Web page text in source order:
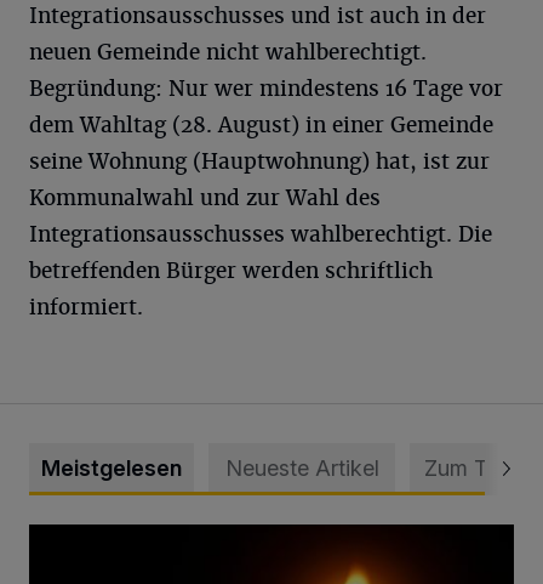
Integrationsausschusses und ist auch in der
neuen Gemeinde nicht wahlberechtigt.
Begründung: Nur wer mindestens 16 Tage vor
dem Wahltag (28. August) in einer Gemeinde
seine Wohnung (Hauptwohnung) hat, ist zur
Kommunalwahl und zur Wahl des
Integrationsausschusses wahlberechtigt. Die
betreffenden Bürger werden schriftlich
informiert.
Meistgelesen Neueste Artikel Zum Thema